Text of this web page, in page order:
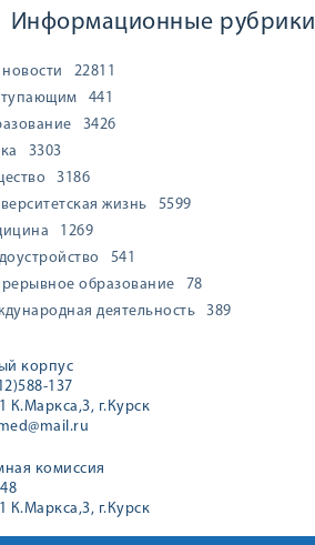
Информационные рубрики
новости
22811
441
3426
3303
3186
жизнь
5599
1269
541
образование
78
деятельность
389
корпус
137
К.Маркса,3, г.Курск
комиссия
К.Маркса,3, г.Курск